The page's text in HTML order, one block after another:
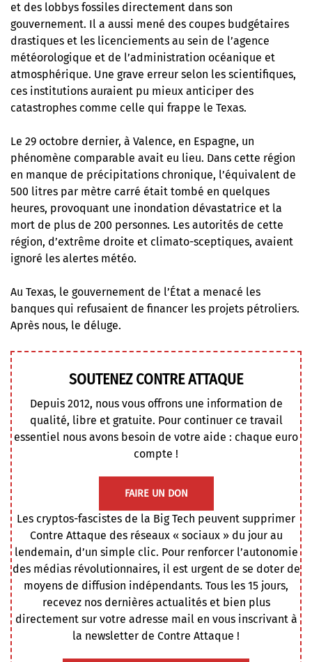
et des lobbys fossiles directement dans son
gouvernement. Il a aussi mené des coupes budgétaires
drastiques et les licenciements au sein de l’agence
météorologique et de l’administration océanique et
atmosphérique. Une grave erreur selon les scientifiques,
ces institutions auraient pu mieux anticiper des
catastrophes comme celle qui frappe le Texas.
Le 29 octobre dernier, à Valence, en Espagne, un
phénomène comparable avait eu lieu. Dans cette région
en manque de précipitations chronique, l’équivalent de
500 litres par mètre carré était tombé en quelques
heures, provoquant une inondation dévastatrice et la
mort de plus de 200 personnes. Les autorités de cette
région, d’extrême droite et climato-sceptiques, avaient
ignoré les alertes météo.
Au Texas, le gouvernement de l’État a menacé les
banques qui refusaient de financer les projets pétroliers.
Après nous, le déluge.
SOUTENEZ CONTRE ATTAQUE
Depuis 2012, nous vous offrons une information de
qualité, libre et gratuite. Pour continuer ce travail
essentiel nous avons besoin de votre aide : chaque euro
compte !
FAIRE UN DON
Les cryptos-fascistes de la Big Tech peuvent supprimer
Contre Attaque des réseaux « sociaux » du jour au
lendemain, d’un simple clic. Pour renforcer l’autonomie
des médias révolutionnaires, il est urgent de se doter de
moyens de diffusion indépendants. Tous les 15 jours,
recevez nos dernières actualités et bien plus
directement sur votre adresse mail en vous inscrivant à
la newsletter de Contre Attaque !